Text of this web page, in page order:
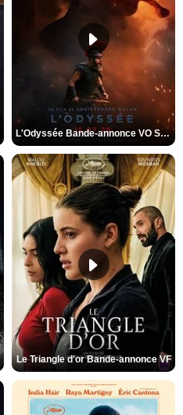
L'Odyssée Bande-annonce VO STFR
Le Triangle d'or Bande-annonce VF